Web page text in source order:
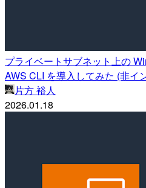
プライベートサブネット上の
AWS CLI を導入してみた (非イ
片方 裕人
2026.01.18